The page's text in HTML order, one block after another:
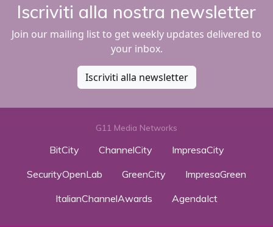
Iscriviti alla nostra newsletter
Join our mailing list to get weekly updates delivered to
your inbox.
Iscriviti alla newsletter
G11 Media Networks
BitCity ChannelCity
ImpresaCity
SecurityOpenLab
GreenCity
ImpresaGreen
ItalianChannelAwards
AgendaIct